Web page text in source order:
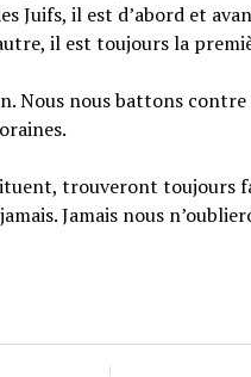
Juifs, il est d’abord et
il est toujours la
Nous nous battons
trouveront toujours
Jamais nous